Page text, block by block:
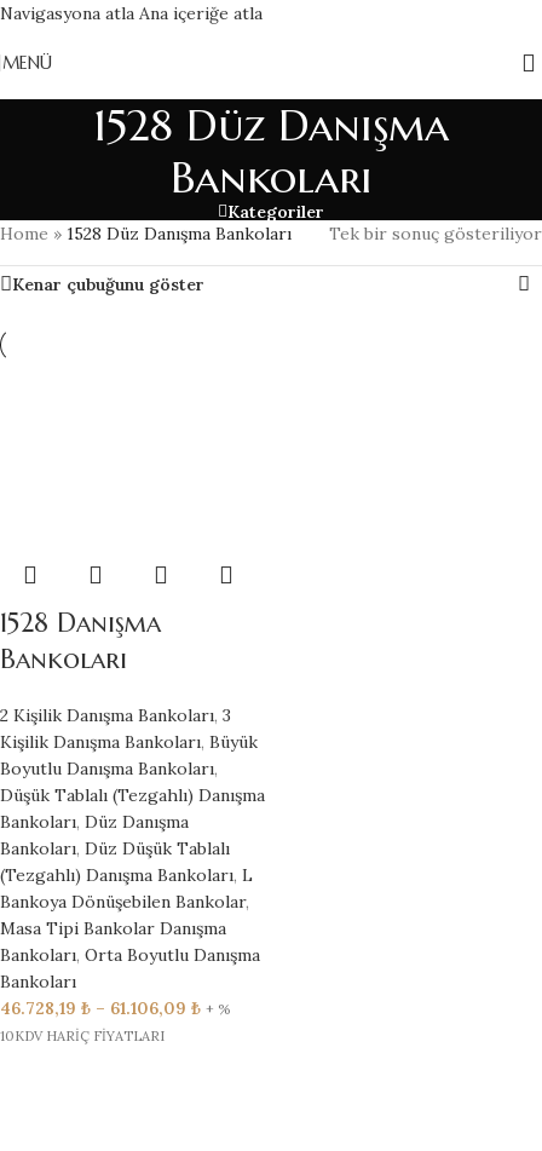
Navigasyona atla Ana içeriğe atla
MENÜ
1528 Düz Danışma
Bankoları
Kategoriler
Home » 1528 Düz Danışma Bankoları Tek bir sonuç gösteriliyor
Kenar çubuğunu göster
1528 Danışma
Bankoları
2 Kişilik Danışma Bankoları, 3
Kişilik Danışma Bankoları, Büyük
Boyutlu Danışma Bankoları,
Düşük Tablalı (Tezgahlı) Danışma
Bankoları, Düz Danışma
Bankoları, Düz Düşük Tablalı
(Tezgahlı) Danışma Bankoları, L
Bankoya Dönüşebilen Bankolar,
Masa Tipi Bankolar Danışma
Bankoları, Orta Boyutlu Danışma
Bankoları
46.728,19 ₺ – 61.106,09 ₺ + %
10KDV HARİÇ FİYATLARI